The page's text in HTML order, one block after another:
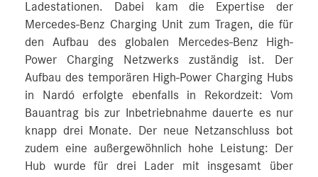
Ladestationen. Dabei kam die Expertise der
Mercedes‑Benz Charging Unit zum Tragen, die für
den Aufbau des globalen Mercedes‑Benz High-
Power Charging Netzwerks zuständig ist. Der
Aufbau des temporären High-Power Charging Hubs
in Nardó erfolgte ebenfalls in Rekordzeit: Vom
Bauantrag bis zur Inbetriebnahme dauerte es nur
knapp drei Monate. Der neue Netzanschluss bot
zudem eine außergewöhnlich hohe Leistung: Der
Hub wurde für drei Lader mit insgesamt über